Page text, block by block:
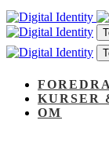
Skip
links
Skip
to
primary
navigation
contentKURSER
OM